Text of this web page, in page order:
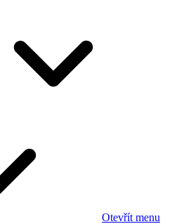
Otevřít menu